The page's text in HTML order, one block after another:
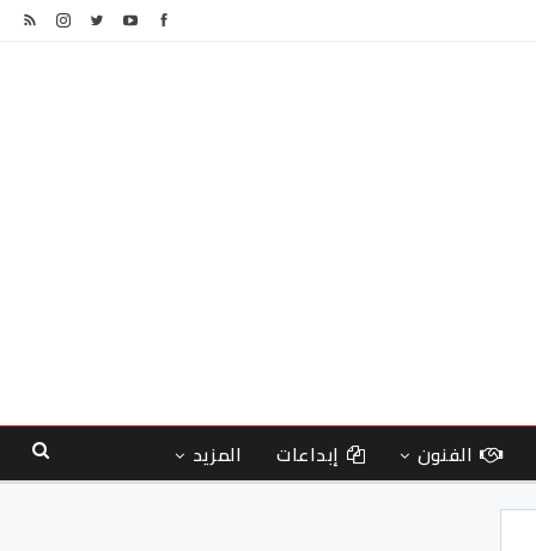
الفنون إبداعات المزيد